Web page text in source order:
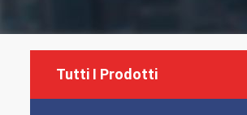
Tutti I Prodotti